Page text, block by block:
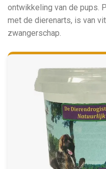
ontwikkeling van de pups.
met de dierenarts, is van
zwangerschap.